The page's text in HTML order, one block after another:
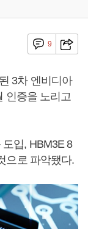
9
3차 엔비디아
인증을 노리고
입, HBM3E 8
으로 파악됐다.